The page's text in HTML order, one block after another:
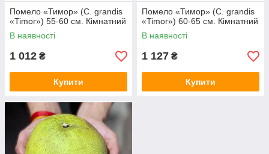
Помело «Тимор» (C. grandis
«Timor») 55-60 см. Кімнатний
В наявності
1 012 ₴
Купити
Помело «Тимор» (C. grandis
«Timor») 60-65 см. Кімнатний
В наявності
1 127 ₴
Купити